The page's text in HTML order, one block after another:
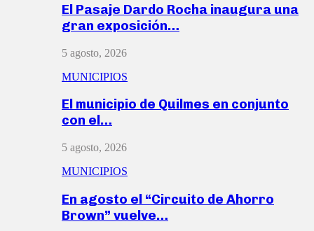
El Pasaje Dardo Rocha inaugura una
gran exposición…
5 agosto, 2026
MUNICIPIOS
El municipio de Quilmes en conjunto
con el…
5 agosto, 2026
MUNICIPIOS
En agosto el “Circuito de Ahorro
Brown” vuelve…